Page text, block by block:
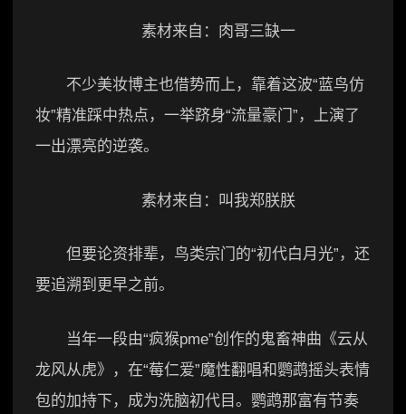
素材来自：肉哥三缺一
不少美妆博主也借势而上，靠着这波“蓝鸟仿
妆”精准踩中热点，一举跻身“流量豪门”，上演了
一出漂亮的逆袭。
素材来自：叫我郑朕朕
但要论资排辈，鸟类宗门的“初代白月光”，还
要追溯到更早之前。
当年一段由“疯猴pme”创作的鬼畜神曲《云从
龙风从虎》，在“莓仁爱”魔性翻唱和鹦鹉摇头表情
包的加持下，成为洗脑初代目。鹦鹉那富有节奏